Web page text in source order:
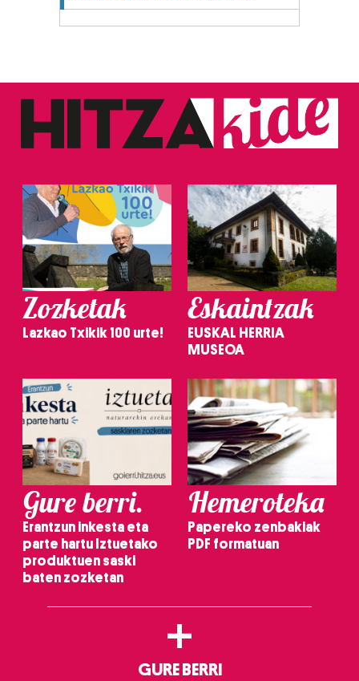
Zozketak
Lazkao Txikik 100 urte!
Eskaintzak
EUSKAL HERRIA
MUSEOA
Gure berri.
Erantzun inkesta eta
parte hartu Iztuetako
produktuen saski
baten zozketan
Hemeroteka
Papereko zenbakiak
PDF formatuan
+
GURE BERRI